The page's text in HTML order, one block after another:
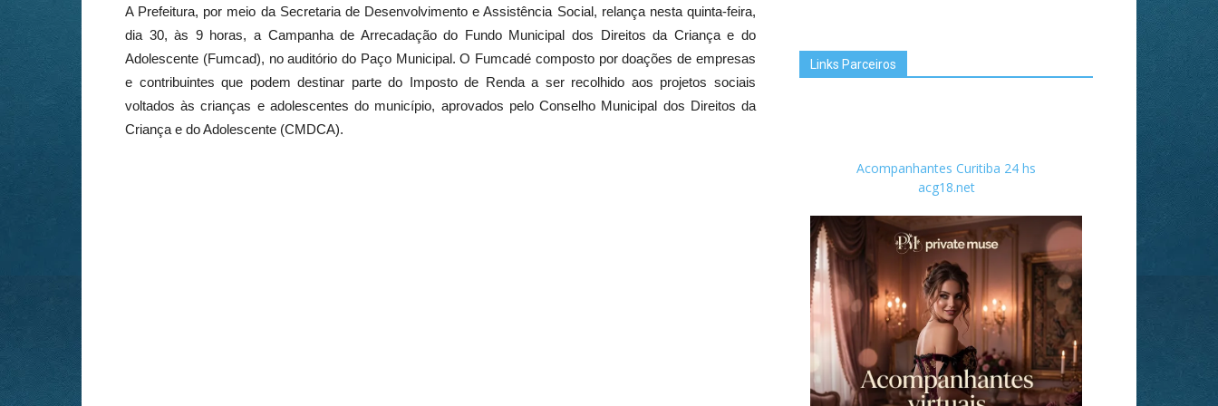
A Prefeitura, por meio da Secretaria de Desenvolvimento e Assistência Social, relança nesta quinta-feira,
dia 30, às 9 horas, a Campanha de Arrecadação do Fundo Municipal dos Direitos da Criança e do
Adolescente (Fumcad), no auditório do Paço Municipal. O Fumcadé composto por doações de empresas
e contribuintes que podem destinar parte do Imposto de Renda a ser recolhido aos projetos sociais
voltados às crianças e adolescentes do município, aprovados pelo Conselho Municipal dos Direitos da
Criança e do Adolescente (CMDCA).
Links Parceiros
Acompanhantes Curitiba 24 hs
acg18.net